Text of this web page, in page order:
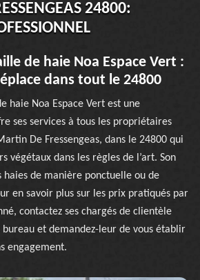
24800:
de haie Noa Espace Vert :
dans tout le 24800
haie Noa Espace Vert est une
ses services à tous les propriétaires
De Fressengeas, dans le 24800 qui
végétaux dans les règles de l’art. Son
de manière ponctuelle ou de
en savoir plus sur les prix pratiqués par
contactez ses chargés de clientèle
bureau et demandez-leur de vous établir
engagement.